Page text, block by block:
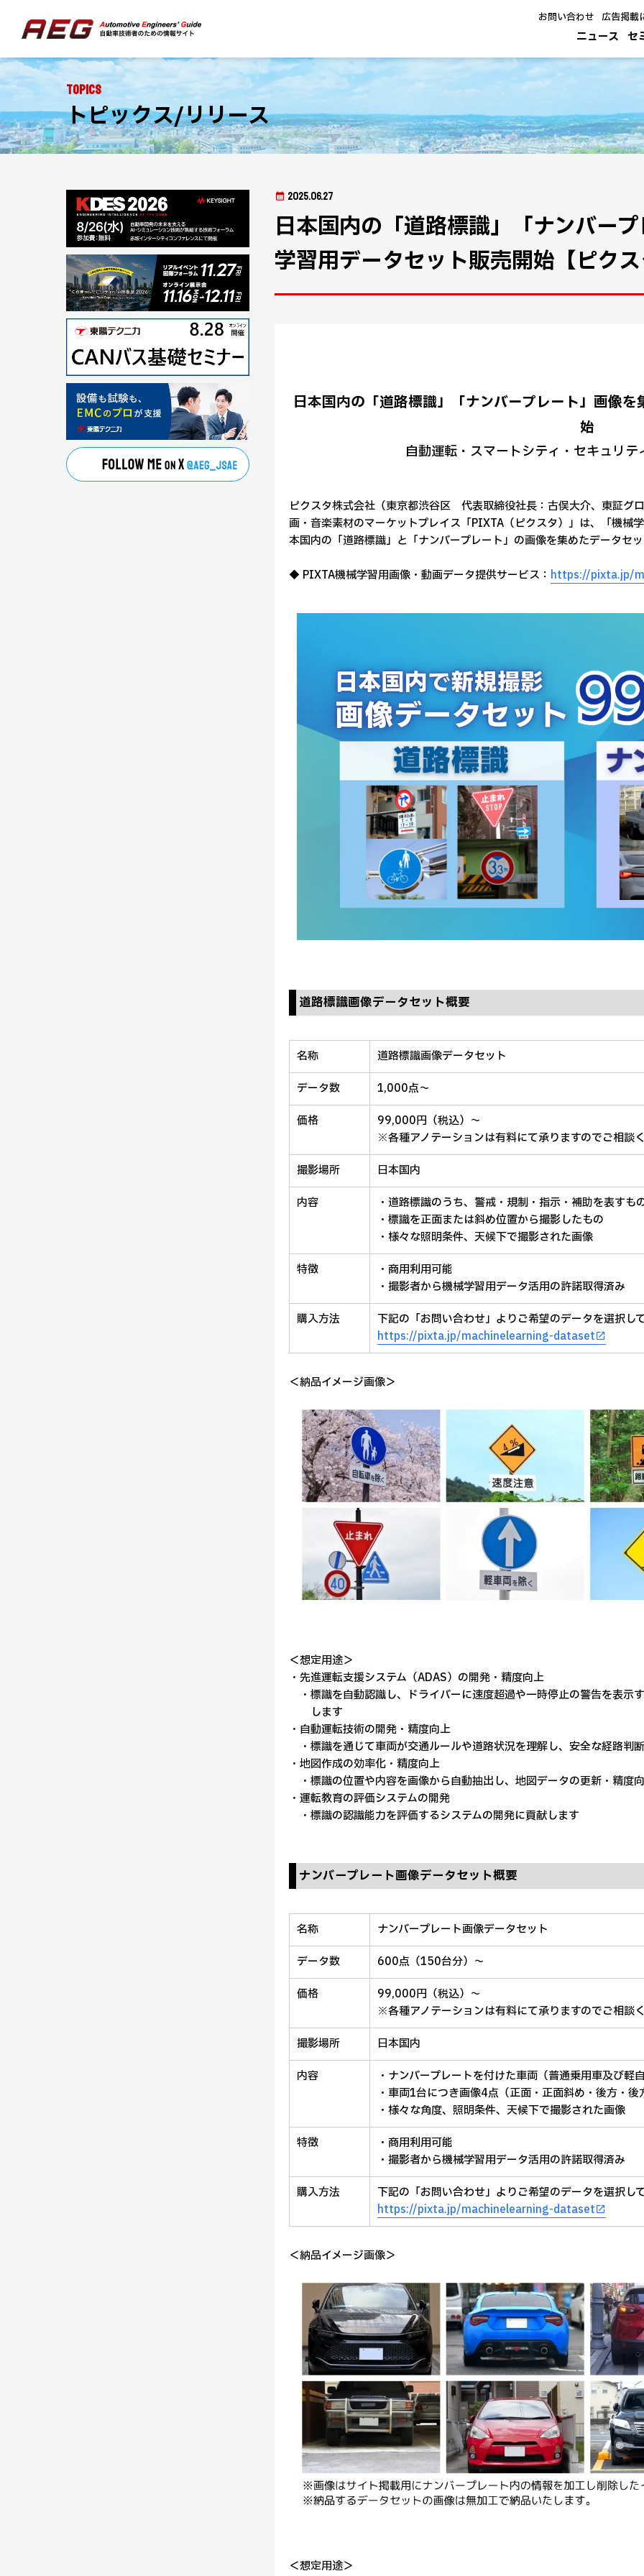
ニュース セ
お問い合わせ 広告掲載
Topics
トピックス/リリース
2025.06.27
日本国内の「道路標識」「ナンバー
学習用データセット販売開始【ピクス
日本国内の「道路標識」「ナンバープレート」画像
始
自動運転・スマートシティ・セキュリ
ピクスタ株式会社（東京都渋谷区 代表取締役社長：古俣大介、東証グ
画・音楽素材のマーケットプレイス「PIXTA（ピクスタ）」は、「機械
本国内の「道路標識」と「ナンバープレート」の画像を集めたデータセッ
◆ PIXTA機械学習用画像・動画データ提供サービス： https://pixta.jp/
道路標識画像データセット概要
名称
道路標識画像データセット
データ数
1,000点〜
価格
99,000円（税込）〜
※各種アノテーションは有料にて承りますのでご相談く
撮影場所
日本国内
内容
・道路標識のうち、警戒・規制・指示・補助を表すも
・標識を正面または斜め位置から撮影したもの
・様々な照明条件、天候下で撮影された画像
特徴
・商用利用可能
・撮影者から機械学習用データ活用の許諾取得済み
購入方法
下記の「お問い合わせ」よりご希望のデータを選択し
https://pixta.jp/machinelearning-dataset
＜納品イメージ画像＞
＜想定用途＞
・先進運転支援システム（ADAS）の開発・精度向上
・標識を自動認識し、ドライバーに速度超過や一時停止の警告を表示
します
・自動運転技術の開発・精度向上
・標識を通じて車両が交通ルールや道路状況を理解し、安全な経路判
・地図作成の効率化・精度向上
・標識の位置や内容を画像から自動抽出し、地図データの更新・精度
・運転教育の評価システムの開発
・標識の認識能力を評価するシステムの開発に貢献します
ナンバープレート画像データセット概要
名称
ナンバープレート画像データセット
データ数
600点（150台分）〜
価格
99,000円（税込）〜
※各種アノテーションは有料にて承りますのでご相談く
撮影場所
日本国内
内容
・ナンバープレートを付けた車両（普通乗用車及び軽
・車両1台につき画像4点（正面・正面斜め・後方・後
・様々な角度、照明条件、天候下で撮影された画像
特徴
・商用利用可能
・撮影者から機械学習用データ活用の許諾取得済み
購入方法
下記の「お問い合わせ」よりご希望のデータを選択し
https://pixta.jp/machinelearning-dataset
＜納品イメージ画像＞
＜想定用途＞